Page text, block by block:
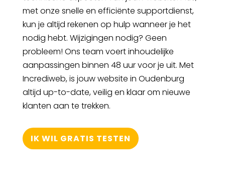
met onze snelle en efficiënte supportdienst,
kun je altijd rekenen op hulp wanneer je het
nodig hebt. Wijzigingen nodig? Geen
probleem! Ons team voert inhoudelijke
aanpassingen binnen 48 uur voor je uit. Met
Incrediweb, is jouw website in Oudenburg
altijd up-to-date, veilig en klaar om nieuwe
klanten aan te trekken.
IK WIL GRATIS TESTEN